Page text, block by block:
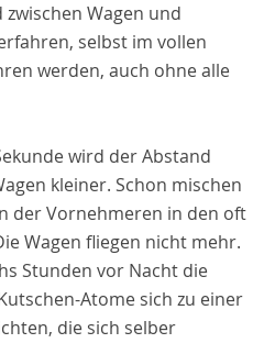
Wagen und
selbst im vollen
werden, auch ohne alle
wird der Abstand
kleiner. Schon mischen
der Vornehmeren in den oft
Wagen fliegen nicht mehr.
Stunden vor Nacht die
Atome sich zu einer
die sich selber